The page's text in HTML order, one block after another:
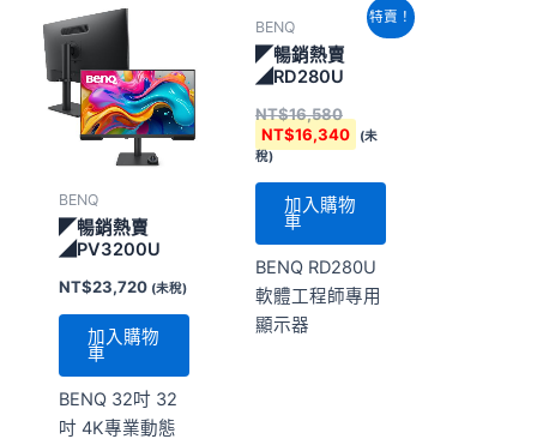
BENQ
◤暢銷熱賣
◢PV3200U
NT$23,720 (未稅)
加入購物
車
BENQ 32吋 32
吋 4K專業動態
特賣！
BENQ
◤暢銷熱賣
◢RD280U
NT$16,580
價
格：
NT$16,340
目
前
(未
稅)
加入購物
車
BENQ RD280U
軟體工程師專用
顯示器